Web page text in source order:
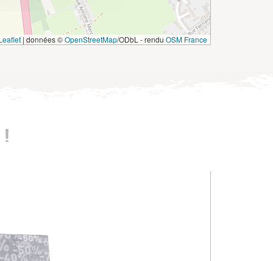
| données ©OpenStreetMap/ODbL - rendu OSM France